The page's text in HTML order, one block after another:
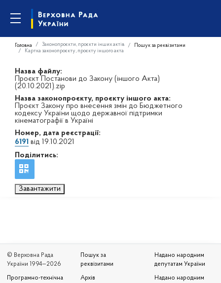
Головна Законопроєкти, проєкти інших актів
Пошук за реквізитами
Картка законопроєкту, проєкту іншого акта
Назва файлу:
Проєкт Постанови до Закону (іншого Акта)
(20.10.2021).zip
Назва законопроєкту, проєкту іншого акта:
Проєкт Закону про внесення змін до Бюджетного
кодексу України щодо державної підтримки
кінематографії в Україні
Номер, дата реєстрації:
6191 від 19.10.2021
Поділитись:
Завантажити
© Верховна Рада
України 1994—2026
Програмно-технічна
Пошук за
реквізитами
Архів
Надано народним
депутатам України
Надано народним